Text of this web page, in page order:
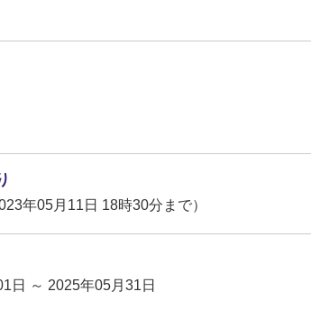
年05月11日 18時30分まで）
日 ～ 2025年05月31日